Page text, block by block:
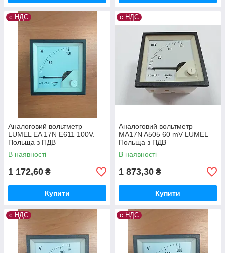
с НДС
Аналоговий вольтметр
LUMEL EA 17N E611 100V.
Польща з ПДВ
В наявності
1 172,60 ₴
Купити
с НДС
Аналоговий вольтметр
MA17N A505 60 mV LUMEL
Польща з ПДВ
В наявності
1 873,30 ₴
Купити
с НДС с НДС